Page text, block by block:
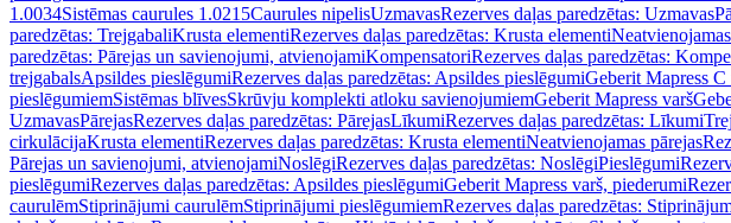
1.0034Sistēmas caurules 1.0215Caurules nipelisUzmavasRezerves daļas paredzētas: Uzmavas
paredzētas: TrejgabaliKrusta elementiRezerves daļas paredzētas: Krusta elementi
paredzētas: Pārejas un savienojumi, atvienojamiKompensatoriRezerves daļas paredzētas:
trejgabalsApsildes pieslēgumiRezerves daļas paredzētas: Apsildes pieslēgumiGeberit Mapress
pieslēgumiemSistēmas blīvesSkrūvju komplekti atloku savienojumiemGeberit Mapress varš
UzmavasPārejasRezerves daļas paredzētas: PārejasLīkumiRezerves daļas paredzētas: Līkumi
cirkulācijaKrusta elementiRezerves daļas paredzētas: Krusta elementiNeatvienojamas pārejas
Pārejas un savienojumi, atvienojamiNoslēgiRezerves daļas paredzētas: NoslēgiPieslēgumi
pieslēgumiRezerves daļas paredzētas: Apsildes pieslēgumiGeberit Mapress varš, piederumi
caurulēmStiprinājumi caurulēmStiprinājumi pieslēgumiemRezerves daļas paredzētas: